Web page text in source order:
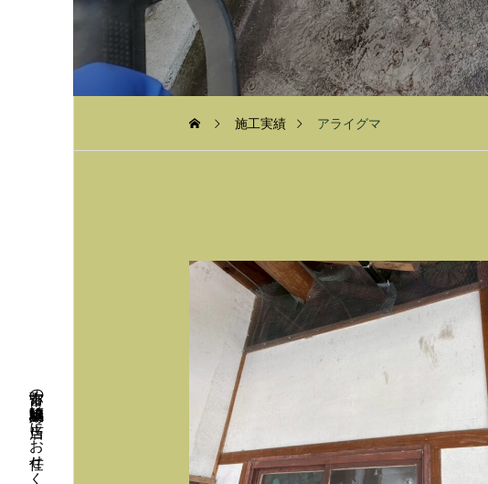
弥富市の鳩対策・鳩駆除は当店にお任せください
施工実績 アライグマ